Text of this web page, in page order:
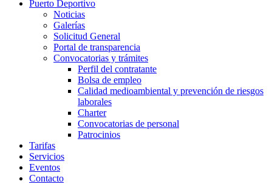
Puerto Deportivo
Noticias
Galerías
Solicitud General
Portal de transparencia
Convocatorias y trámites
Perfil del contratante
Bolsa de empleo
Calidad medioambiental y prevención de riesgos
laborales
Charter
Convocatorias de personal
Patrocinios
Tarifas
Servicios
Eventos
Contacto